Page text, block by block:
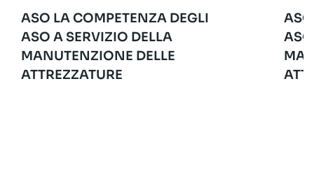
ASO LA COMPETENZA DEGLI
ASO A SERVIZIO DELLA
MANUTENZIONE DELLE
ATTREZZATURE